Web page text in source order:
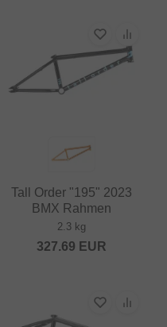
Tall Order "195" 2023
BMX Rahmen
2.3 kg
327.69 EUR